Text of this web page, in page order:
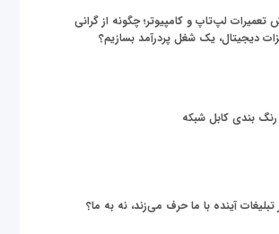
تعمیرات لپ‌تاپ و کامپیوتر؛ چگونه از گرانی
دیجیتال، یک شغل پردرآمد بسازیم؟
رنگ بندی کابل شبکه
آینده با ما حرف می‌زند، نه به ما؟